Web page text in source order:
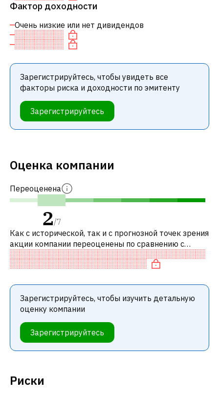
Фактор доходности
Очень низкие или нет дивидендов
Зарегистрируйтесь, чтобы увидеть все
факторы риска и доходности по эмитенту
Зарегистрируйтесь
Риски
Оценка компании
Переоценена
2/7
Как с исторической, так и с прогнозной точек зрения
акции компании переоценены по сравнению с
аналогичными акциями.
Зарегистрируйтесь, чтобы изучить детальную
оценку компании
Зарегистрируйтесь